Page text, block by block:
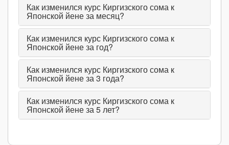
Как изменился курс Киргизского сома к
Японской йене за месяц?
Как изменился курс Киргизского сома к
Японской йене за год?
Как изменился курс Киргизского сома к
Японской йене за 3 года?
Как изменился курс Киргизского сома к
Японской йене за 5 лет?